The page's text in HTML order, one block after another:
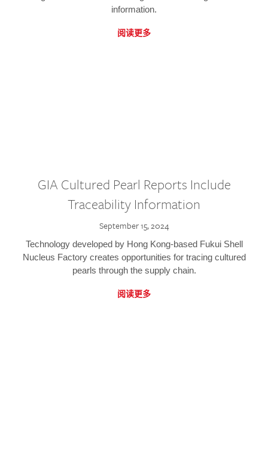
information.
阅读更多
GIA Cultured Pearl Reports Include
Traceability Information
September 15, 2024
Technology developed by Hong Kong-based Fukui Shell
Nucleus Factory creates opportunities for tracing cultured
pearls through the supply chain.
阅读更多